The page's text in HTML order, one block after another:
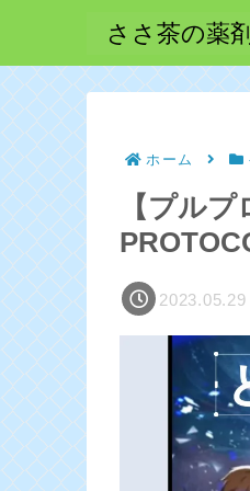
ささ茶の薬
ホーム
【プル
2023.05.29